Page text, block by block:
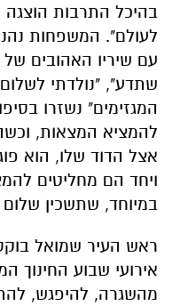
בהיכל התרבות הוצגה
לעולם". המשפחות
עם שיריו האהובים של
שתדע", "נולדתי
המגזימים" נשזרו
להמציא המצאות,
אצל הדוד שלו, הוא
ויחד הם מחליטים
במיוחד, שתשכין
ראש העיר שמואל
אירועי שבוע החינוך
מהשגרה, להיפגש,